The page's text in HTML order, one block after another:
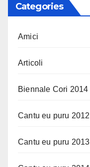
Categories
Amici
Articoli
Biennale Cori 2014
Cantu eu puru 2012
Cantu eu puru 2013